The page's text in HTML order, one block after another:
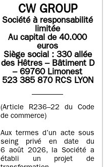
CW GROUP
Société à responsabilité
limitée
Au capital de 40.000
euros
Siège social : 330 allée
des Hêtres – Bâtiment D
– 69760 Limonest
523 385 870 RCS LYON
(Article R236–22 du Code
de commerce)
Aux termes d’un acte sous
seing privé en date du
6 août 2026, la Société a
établi un projet de